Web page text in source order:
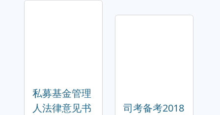
私募基金管理
人法律意见书
司考备考2018